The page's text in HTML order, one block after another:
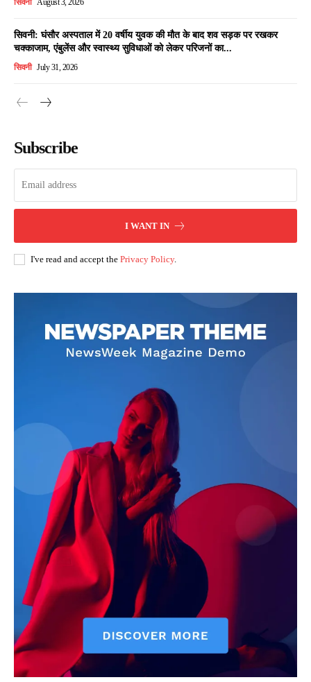
सिवनी August 3, 2026
सिवनी: घंसौर अस्पताल में 20 वर्षीय युवक की मौत के बाद शव सड़क पर रखकर
चक्काजाम, एंबुलेंस और स्वास्थ्य सुविधाओं को लेकर परिजनों का...
सिवनी July 31, 2026
Subscribe
I WANT IN
I've read and accept the Privacy Policy.